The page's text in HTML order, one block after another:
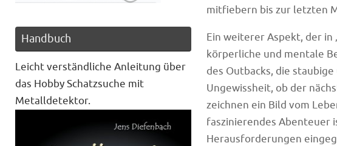
mitfiebern bis zur letzten
Ein weiterer Aspekt, der in
körperliche und mentale
des Outbacks, die
Ungewissheit, ob der
zeichnen ein Bild vom
faszinierendes Abenteuer
Herausforderungen
Handbuch
Leicht verständliche Anleitung über
das Hobby Schatzsuche mit
Metalldetektor.